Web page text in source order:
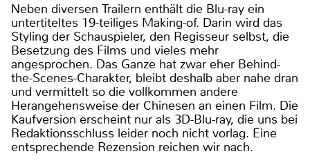
Neben diversen Trailern enthält die Blu-ray ein
untertiteltes 19-teiliges Making-of. Darin wird das
Styling der Schauspieler, den Regisseur selbst, die
Besetzung des Films und vieles mehr
angesprochen. Das Ganze hat zwar eher Behind-
the-Scenes-Charakter, bleibt deshalb aber nahe dran
und vermittelt so die vollkommen andere
Herangehensweise der Chinesen an einen Film. Die
Kaufversion erscheint nur als 3D-Blu-ray, die uns bei
Redaktionsschluss leider noch nicht vorlag. Eine
entsprechende Rezension reichen wir nach.